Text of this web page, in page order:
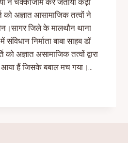
ने चक्काजाम कर जताया कढ़ा
को अज्ञात आसामाजिक तत्वों ने
जिले के मालथौन थाना
निर्माता बाबा साहब डॉ
को अज्ञात असामाजिक तत्वों द्वारा
आया हैं जिसके बबाल मच गया।…